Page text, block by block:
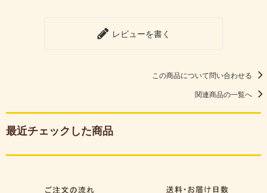
レビューを書く
この商品について問い合わせる
関連商品の一覧へ
最近チェックした商品